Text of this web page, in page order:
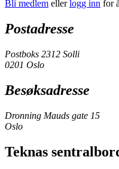
Bli medlem ellerlogg inn for
Postadresse
Postboks 2312 Solli
0201 Oslo
Besøksadresse
Dronning Mauds gate 15
Oslo
Teknas